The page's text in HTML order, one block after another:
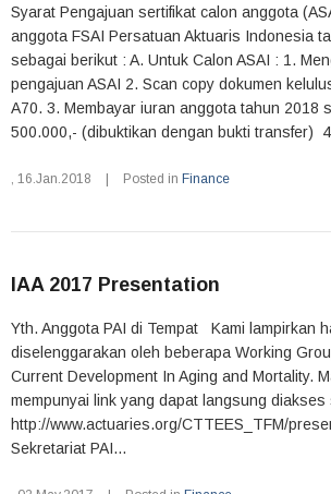
Syarat Pengajuan sertifikat calon anggota
anggota FSAI Persatuan Aktuaris Indonesia
sebagai berikut : A. Untuk Calon ASAI : 1.
pengajuan ASAI 2. Scan copy dokumen
A70. 3. Membayar iuran anggota tahun 2018
500.000,- (dibuktikan dengan bukti transfer)
, 16.Jan.2018 Posted in Finance
IAA 2017 Presentation
Yth. Anggota PAI di Tempat Kami lampirkan
diselenggarakan oleh beberapa Working
Current Development In Aging and Mortality.
mempunyai link yang dapat langsung diakses
http://www.actuaries.org/CTTEES_TFM/
Sekretariat PAI...